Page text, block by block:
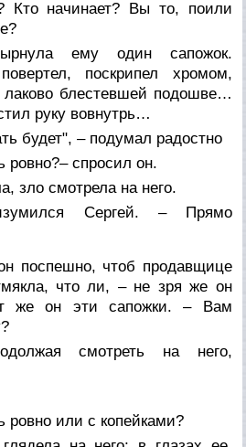
Кто начинает? Вы то, поили
ему один сапожок.
поскрипел хромом,
лаково блестевшей подошве…
руку вовнутрь…
будет", – подумал радостно
ровно?– спросил он.
зло смотрела на него.
Сергей. – Прямо
поспешно, чтоб продавщице
что ли, – не зря же он
же он эти сапожки. – Вам
смотреть на него,
ровно или с копейками?